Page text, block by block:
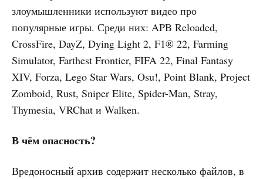
злоумышленники используют видео про
популярные игры. Среди них: APB Reloaded,
CrossFire, DayZ, Dying Light 2, F1® 22, Farming
Simulator, Farthest Frontier, FIFA 22, Final Fantasy
XIV, Forza, Lego Star Wars, Osu!, Point Blank, Project
Zomboid, Rust, Sniper Elite, Spider-Man, Stray,
Thymesia, VRChat и Walken.
В чём опасность?
Вредоносный архив содержит несколько файлов, в